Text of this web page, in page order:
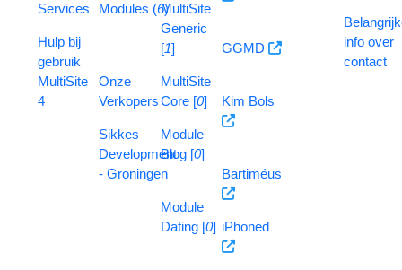
Services
Hulp bij
gebruik
MultiSite
4
Modules (6)
Onze
Verkopers
Sikkes
Development
- Groningen
MultiSite
Generic
[1]
MultiSite
Core [0]
Module
Blog [0]
Module
Dating [0]
GGMD
Kim Bols
Bartiméus
iPhoned
info over
contact